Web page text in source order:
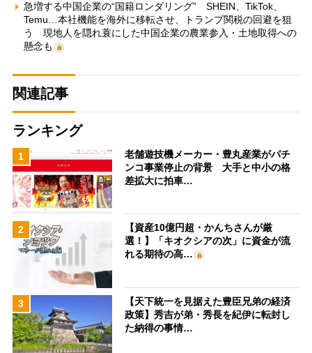
急増する中国企業の“国籍ロンダリング” SHEIN、TikTok、
Temu…本社機能を海外に移転させ、トランプ関税の回避を狙
う 現地人を隠れ蓑にした中国企業の農業参入・土地取得への
懸念も
関連記事
ランキング
1
老舗遊技機メーカー・豊丸産業がパチ
ンコ事業停止の背景 大手と中小の格
差拡大に拍車…
2
【資産10億円超・かんちさんが厳
選！】「キオクシアの次」に資金が流
れる期待の高…
3
【天下統一を見据えた豊臣兄弟の経済
政策】秀吉が弟・秀長を紀伊に転封し
た納得の事情…